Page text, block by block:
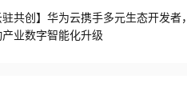
驻共创】华为云携手多元生态开发者，
业数字智能化升级